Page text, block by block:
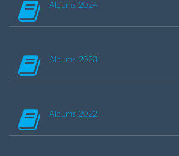
Albums 2024
Albums 2023
Albums 2022